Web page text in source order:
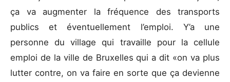
ça va augmenter la fréquence des transports
publics et éventuellement l’emploi. Y’a une
personne du village qui travaille pour la cellule
emploi de la ville de Bruxelles qui a dit «on va plus
lutter contre, on va faire en sorte que ça devienne